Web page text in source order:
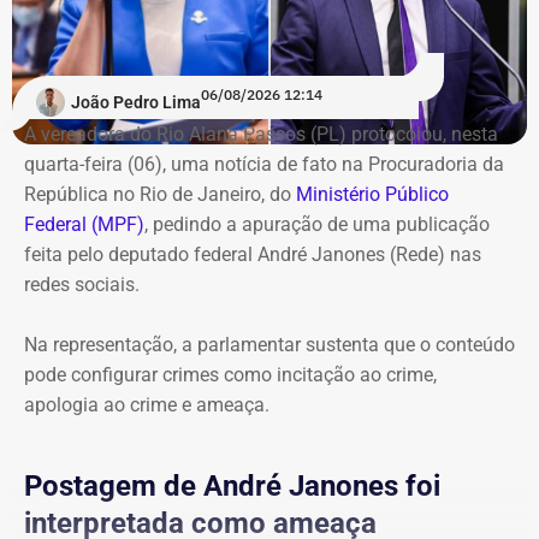
juiz federal e não tinha como prever que o projeto de
estudar em Harvard poderia ser adiado em razão da
eleição“.
interditados seis depósitos em Copacabana, Leme e
Leblon, com a apreensão de 22 toneladas de
equipamentos. A receita estimada, de acordo com o
Executivo municipal, iria para organizações criminosas e
chegaria a R$ 975 mil mensais.
A operação começou por volta das 8h30 e reuniu agentes
da Secretaria Municipal de Ordem Pública (Seop),
Instituto Municipal de Vigilância Sanitária (IVISA-Rio),
Guarda Municipal, Comlurb, CET-Rio, Defesa Civil,
da Secretaria de Estado de Segurança Pública, Polícia
Militar, Light e Águas do Rio.
João Pedro Lima06/08/2026 12:14
A vereadora do Rio Alana Passos (PL) protocolou, nesta
quarta-feira (06), uma notícia de fato na Procuradoria da
República no Rio de Janeiro, do Ministério Público
Federal (MPF), pedindo a apuração de uma publicação
feita pelo deputado federal André Janones (Rede) nas
redes sociais.
Na representação, a parlamentar sustenta que o conteúdo
pode configurar crimes como incitação ao crime,
apologia ao crime e ameaça.
Postagem de André Janones foi
interpretada como ameaça